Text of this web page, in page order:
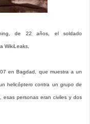
de 22 años, el soldado
WikiLeaks.
en Bagdad, que muestra a un
helicóptero contra un grupo de
esas personas eran civiles y dos